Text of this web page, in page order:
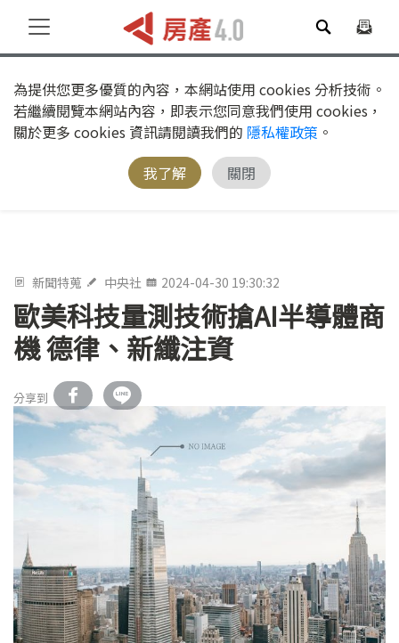
為提供您更多優質的內容，本網站使用 cookies 分析技術。
若繼續閱覽本網站內容，即表示您同意我們使用 cookies，
關於更多 cookies 資訊請閱讀我們的 隱私權政策 。
我了解
關閉
新聞特蒐 中央社 2024-04-30 19:30:32
歐美科技量測技術搶AI半導體商
機 德律、新纖注資
分享到